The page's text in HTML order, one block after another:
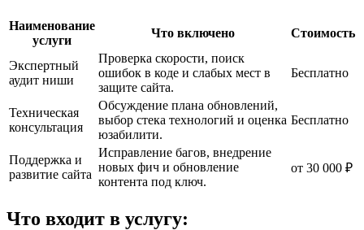
Наименование
услуги
Что включено Стоимость
Экспертный
аудит ниши
Проверка скорости, поиск
ошибок в коде и слабых мест в
защите сайта.
Бесплатно
Техническая
консультация
Обсуждение плана обновлений,
выбор стека технологий и оценка
юзабилити.
Бесплатно
Поддержка и
развитие сайта
Исправление багов, внедрение
новых фич и обновление
контента под ключ.
от 30 000 ₽
Что входит в услугу: